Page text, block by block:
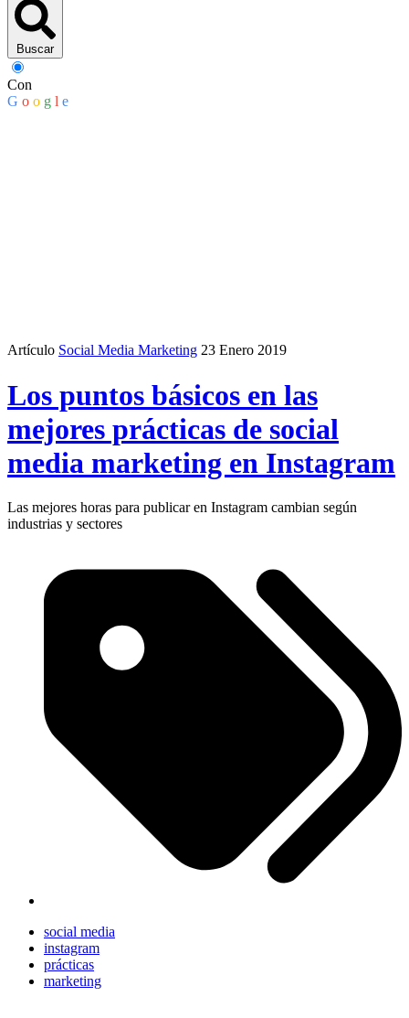
Buscar
Con
G o o g l e
Artículo Social Media Marketing 23 Enero 2019
Los puntos básicos en las
mejores prácticas de social
media marketing en Instagram
Las mejores horas para publicar en Instagram cambian según
industrias y sectores
social media
instagram
prácticas
marketing